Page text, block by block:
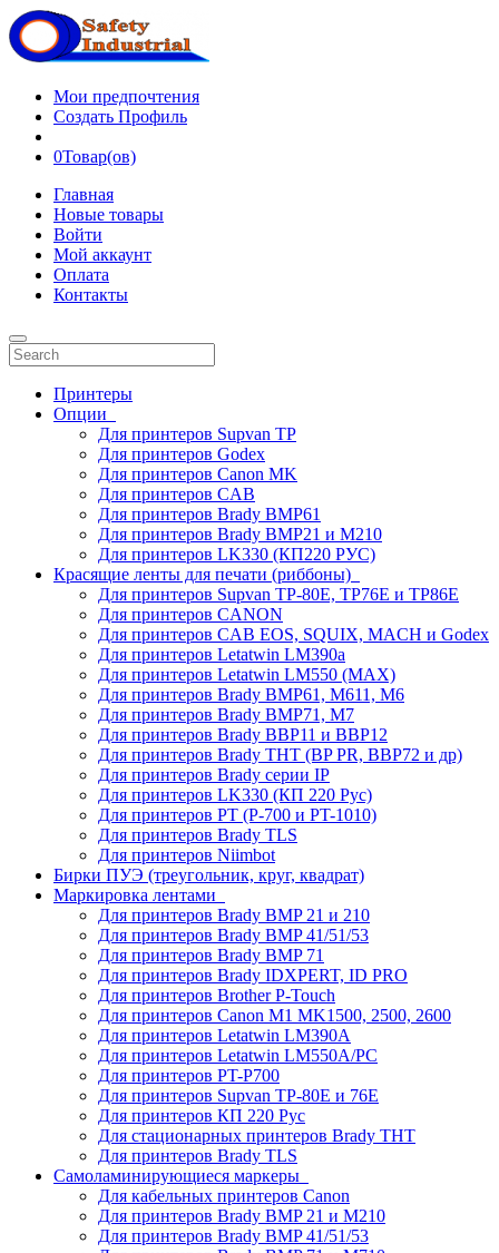
Мои предпочтения
Создать Профиль
0Товар(ов)
Главная
Новые товары
Войти
Мой аккаунт
Оплата
Контакты
Принтеры
Опции
Для принтеров Supvan TP
Для принтеров Godex
Для принтеров Canon MK
Для принтеров CAB
Для принтеров Brady BMP61
Для принтеров Brady BMP21 и M210
Для принтеров LK330 (КП220 РУС)
Красящие ленты для печати (риббоны)
Для принтеров Supvan TP-80E, TP76E и TP86E
Для принтеров CANON
Для принтеров CAB EOS, SQUIX, MACH и Godex
Для принтеров Letatwin LM390a
Для принтеров Letatwin LM550 (MAX)
Для принтеров Brady BMP61, M611, M6
Для принтеров Brady BMP71, M7
Для принтеров Brady BBP11 и BBP12
Для принтеров Brady THT (BP PR, BBP72 и др)
Для принтеров Brady серии IP
Для принтеров LK330 (КП 220 Рус)
Для принтеров PT (P-700 и PT-1010)
Для принтеров Brady TLS
Для принтеров Niimbot
Бирки ПУЭ (треугольник, круг, квадрат)
Маркировка лентами
Для принтеров Brady BMP 21 и 210
Для принтеров Brady BMP 41/51/53
Для принтеров Brady BMP 71
Для принтеров Brady IDXPERT, ID PRO
Для принтеров Brother P-Touch
Для принтеров Canon M1 MK1500, 2500, 2600
Для принтеров Letatwin LM390A
Для принтеров Letatwin LM550A/PC
Для принтеров PT-P700
Для принтеров Supvan TP-80E и 76E
Для принтеров КП 220 Рус
Для стационарных принтеров Brady THT
Для принтеров Brady TLS
Самоламинирующиеся маркеры
Для кабельных принтеров Canon
Для принтеров Brady BMP 21 и M210
Для принтеров Brady BMP 41/51/53